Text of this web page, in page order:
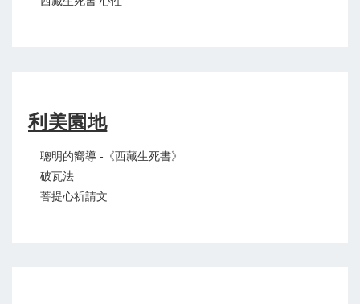
利美園地
聰明的嚮導 -《西藏生死書》
破瓦法
菩提心祈請文